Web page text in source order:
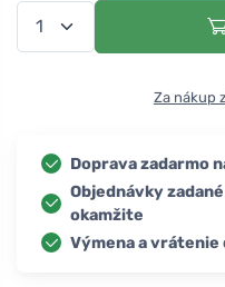
Za nákup
Doprava zadarmo
Objednávky
okamžite
Výmena a vrátenie